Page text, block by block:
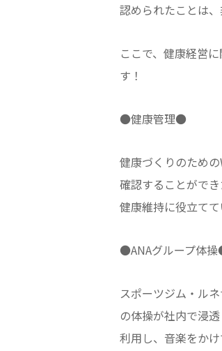
認められたことは
ここで、健康経営
す！
●健康管理●
健康づくりのため
確認することがで
健康維持に役立てて
●ANAグループ体
スポーツジム・ル
の体操が社内で浸
利用し、音楽をか